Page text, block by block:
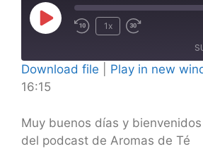
Play
1x
SHARE
LINK
EMBED
Download file Play in new
16:15
Muy buenos días y
del podcast de Aromas de Té